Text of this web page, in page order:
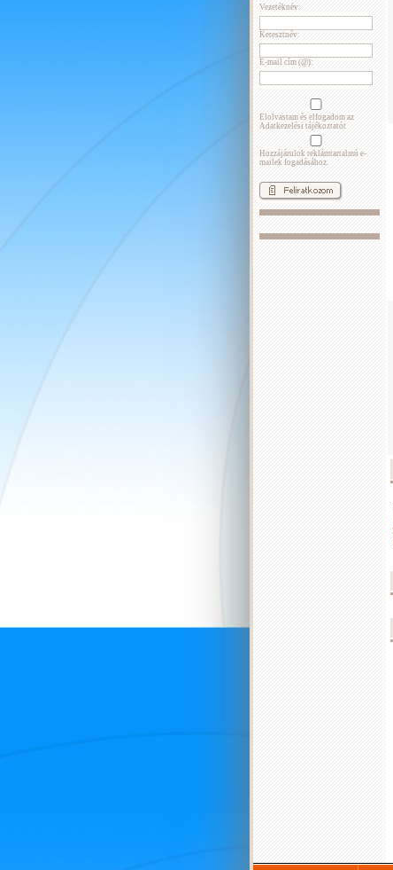
Vezetéknév:
Keresztnév:
E-mail cím (@):
Elolvastam és elfogadom az
Adatkezelési tájékoztatót
Hozzájárulok reklámtartalmú e-
mailek fogadásához.